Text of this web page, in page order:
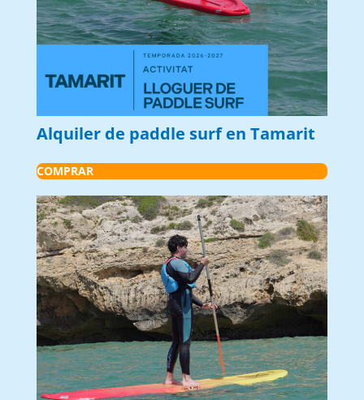
Alquiler de paddle surf en Tamarit
COMPRAR